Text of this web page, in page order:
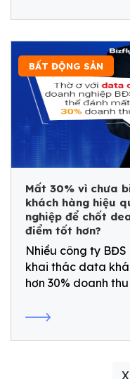
Mất 30% vì chưa
khách hàng hiệu
nghiệp để chốt
điểm tốt hơn?
Nhiều công ty
khai thác data
hơn 30% doanh
BẤT ĐỘNG SẢN